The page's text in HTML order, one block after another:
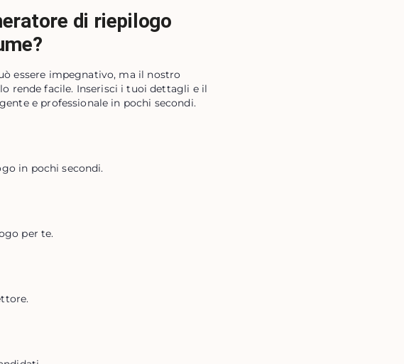
di riepilogo
essere impegnativo, ma il nostro
rende facile. Inserisci i tuoi dettagli e il
e professionale in pochi secondi.
in pochi secondi.
per te.